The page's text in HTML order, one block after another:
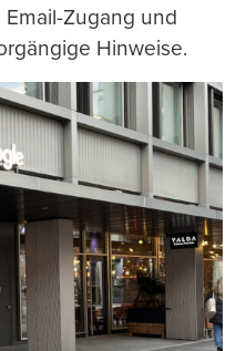
Zugang und
Hinweise.